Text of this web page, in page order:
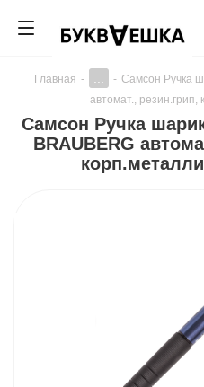
Главная - - Самсон Ручка
автомат.,
Самсон Ручка
BRAUBERG